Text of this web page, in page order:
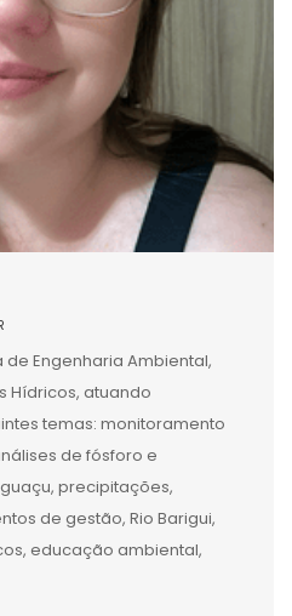
Engenharia Ambiental,
Hídricos, atuando
temas: monitoramento
de fósforo e
precipitações,
de gestão, Rio Barigui,
educação ambiental,